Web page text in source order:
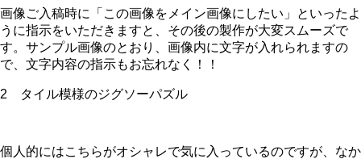
画像ご入稿時に「この画像をメイン画像にしたい」といったよ
うに指示をいただきますと、その後の製作が大変スムーズで
す。サンプル画像のとおり、画像内に文字が入れられますの
で、文字内容の指示もお忘れなく！！
2 タイル模様のジグソーパズル
個人的にはこちらがオシャレで気に入っているのですが、なか